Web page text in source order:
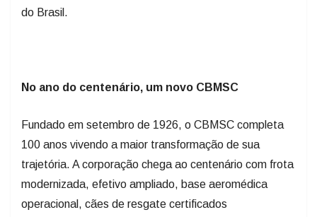
do Brasil.
No ano do centenário, um novo CBMSC
Fundado em setembro de 1926, o CBMSC completa
100 anos vivendo a maior transformação de sua
trajetória. A corporação chega ao centenário com frota
modernizada, efetivo ampliado, base aeromédica
operacional, cães de resgate certificados